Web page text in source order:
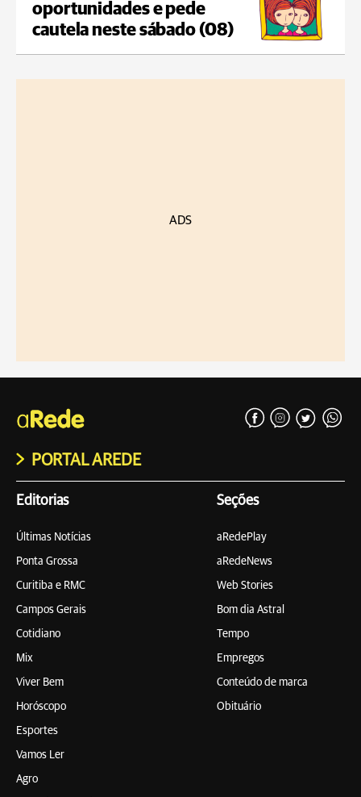
oportunidades e pede
cautela neste sábado (08)
ADS
PORTAL AREDE
Editorias
Últimas Notícias
Ponta Grossa
Curitiba e RMC
Campos Gerais
Cotidiano
Mix
Viver Bem
Horóscopo
Esportes
Vamos Ler
Agro
Seções
aRedePlay
aRedeNews
Web Stories
Bom dia Astral
Tempo
Empregos
Conteúdo de marca
Obituário